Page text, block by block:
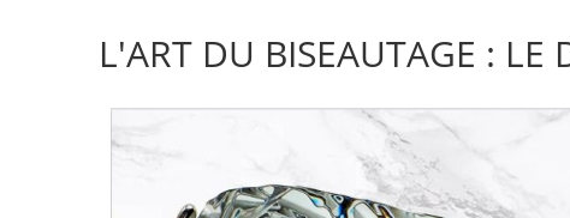
L'ART DU BISEAUTAGE : LE